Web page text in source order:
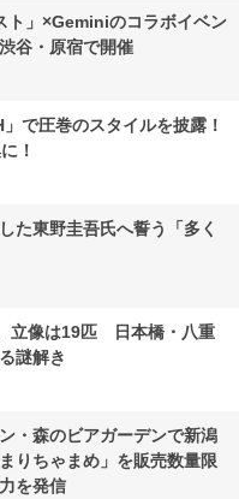
」×Geminiのコラボイベン
谷・原宿で開催
で圧巻のスタイルを披露！
！
た東野圭吾氏へ誓う「多く
立像は19匹 日本橋・八重
謎解き
・森のビアガーデンで新潟
りちゃまめ」を販売数量限
を発信